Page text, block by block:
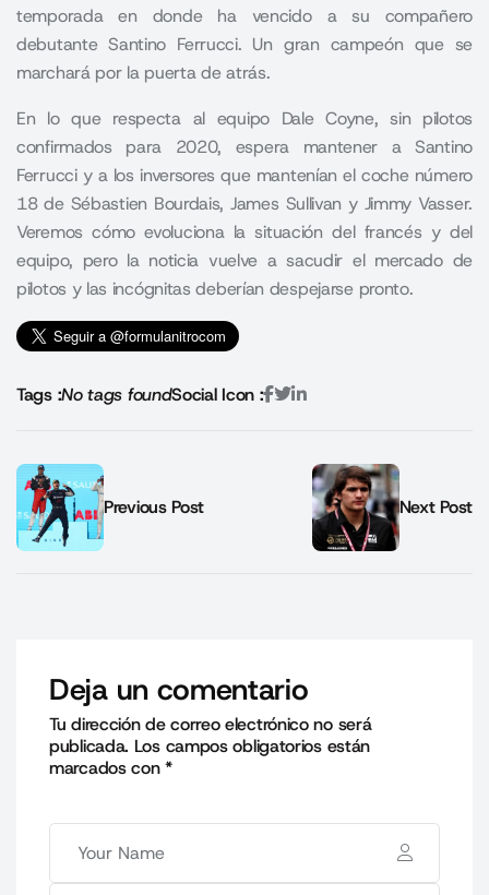
temporada en donde ha vencido a su compañero
debutante Santino Ferrucci. Un gran campeón que se
marchará por la puerta de atrás.
En lo que respecta al equipo Dale Coyne, sin pilotos
confirmados para 2020, espera mantener a Santino
Ferrucci y a los inversores que mantenían el coche número
18 de Sébastien Bourdais, James Sullivan y Jimmy Vasser.
Veremos cómo evoluciona la situación del francés y del
equipo, pero la noticia vuelve a sacudir el mercado de
pilotos y las incógnitas deberían despejarse pronto.
Tags :No tags foundSocial Icon :
Previous Post Next Post
Deja un comentario
Tu dirección de correo electrónico no será
publicada. Los campos obligatorios están
marcados con*